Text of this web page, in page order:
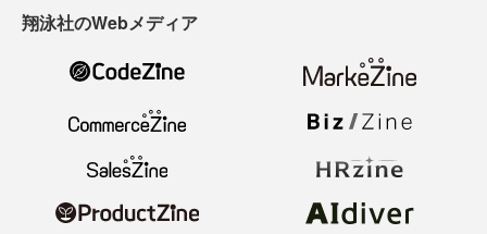
翔泳社のWebメディア